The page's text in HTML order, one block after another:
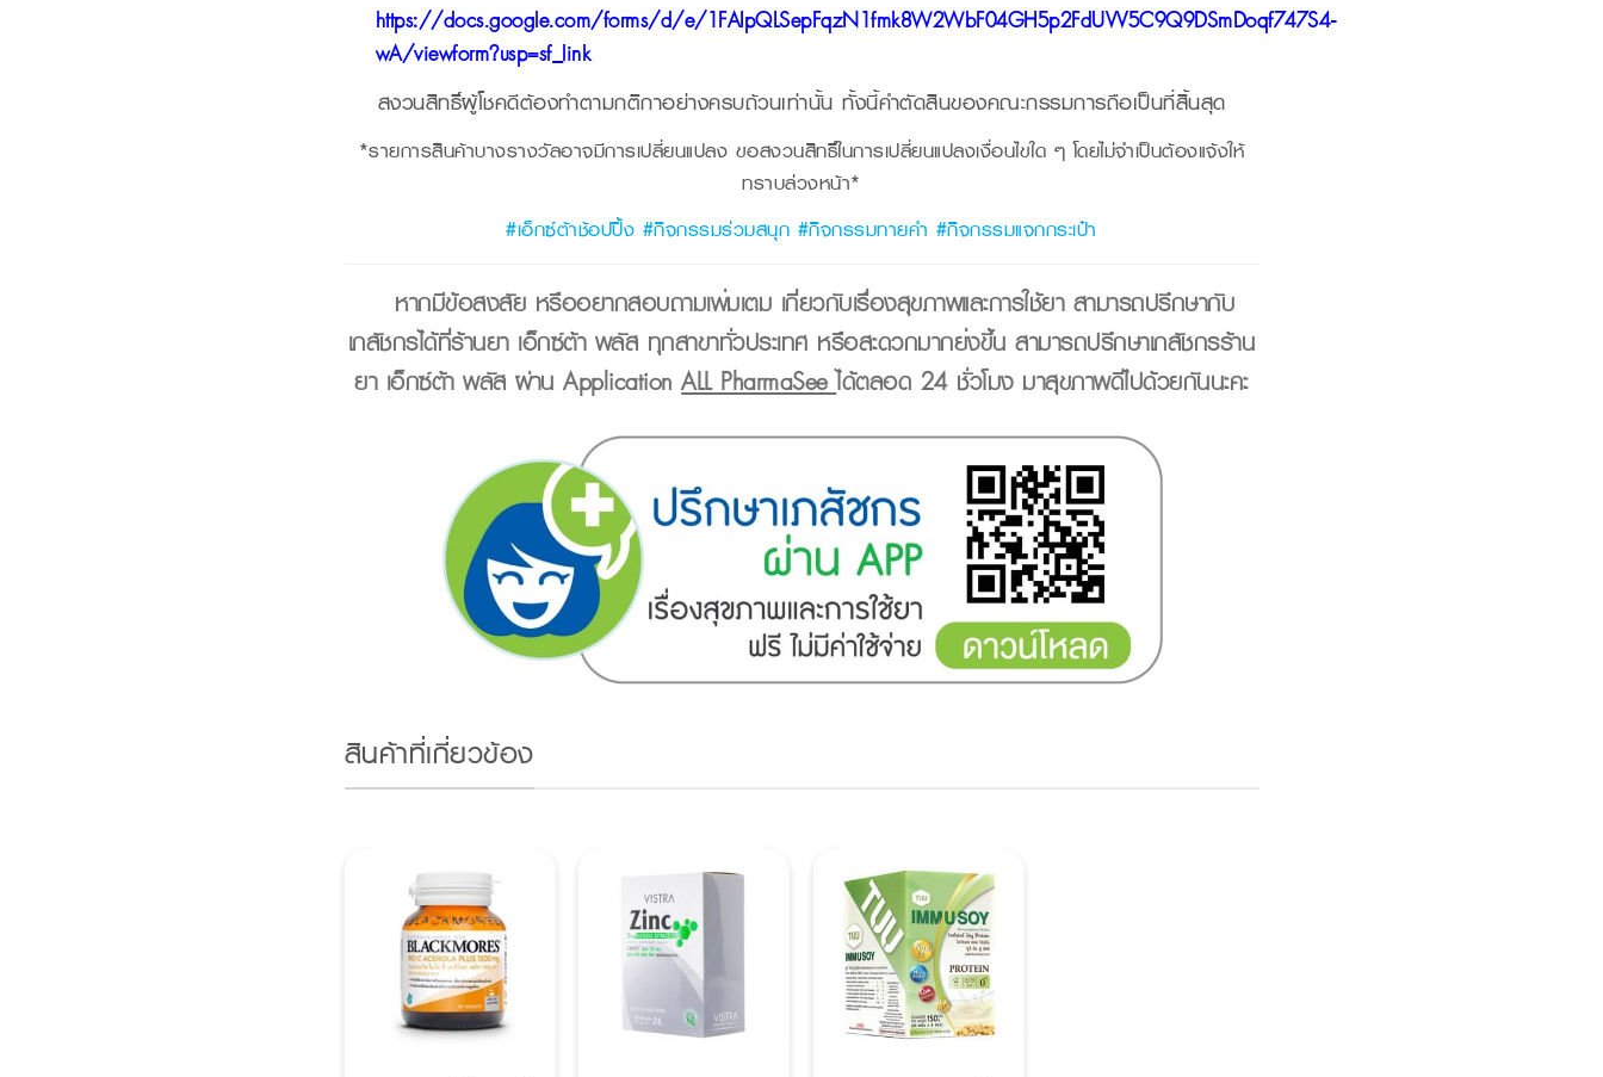
https://docs.google.com/forms/d/e/1FAIpQLSepFqzN1fmk8W2WbF04GH5p2FdUVV5C9Q9DSmDoqf747S4-
wA/viewform?usp=sf_link
สงวนสิทธิ์ผู้โชคดีต้องทำตามกติกาอย่างครบถ้วนเท่านั้น ทั้งนี้คำตัดสินของคณะกรรมการถือเป็นที่สิ้นสุด
*รายการสินค้าบางรางวัลอาจมีการเปลี่ยนแปลง ขอสงวนสิทธิ์ในการเปลี่ยนแปลงเงื่อนไขใด ๆ โดยไม่จำเป็นต้องแจ้งให้
ทราบล่วงหน้า*
#เอ็กซ์ต้าช้อปปิ้ง #กิจกรรมร่วมสนุก #กิจกรรมทายคำ #กิจกรรมแจกกระเป๋า
หากมีข้อสงสัย หรืออยากสอบถามเพิ่มเติม เกี่ยวกับเรื่องสุขภาพและการใช้ยา สามารถปรึกษากับ
เภสัชกรได้ที่ร้านยา เอ็กซ์ต้า พลัส ทุกสาขาทั่วประเทศ หรือสะดวกมากยิ่งขึ้น สามารถปรึกษาเภสัชกรร้าน
ยา เอ็กซ์ต้า พลัส ผ่าน ApplicationALL PharmaSeeได้ตลอด 24 ชั่วโมง มาสุขภาพดีไปด้วยกันนะคะ
สินค้าที่เกี่ยวข้อง